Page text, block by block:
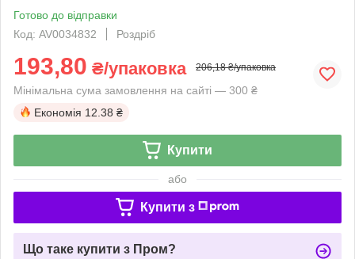
Готово до відправки
Код: AV0034832
Роздріб
193,80 ₴/упаковка 206,18 ₴/упаковка
Мінімальна сума замовлення на сайті — 300 ₴
Економія 12.38 ₴
Купити
або
Купити з
Що таке купити з Пром?